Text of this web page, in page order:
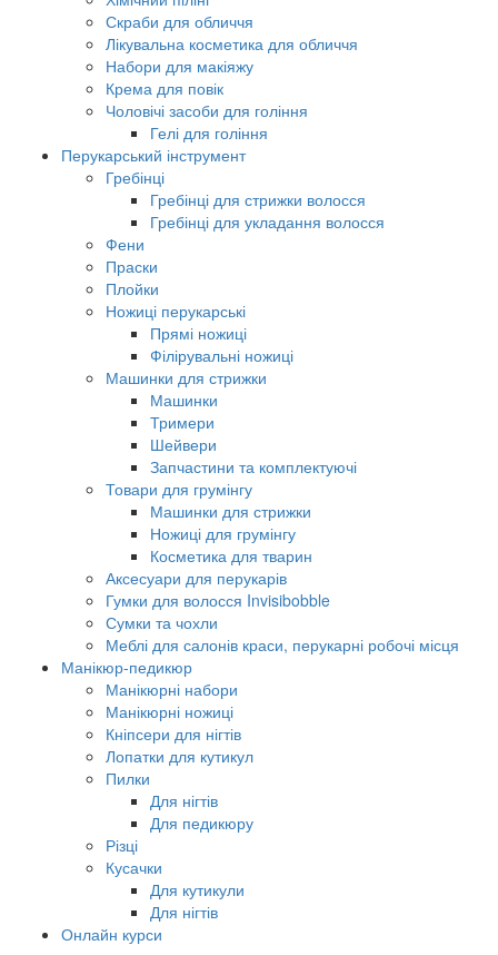
Скраби для обличчя
Лікувальна косметика для обличчя
Набори для макіяжу
Крема для повік
Чоловічі засоби для гоління
Гелі для гоління
Перукарський інструмент
Гребінці
Гребінці для стрижки волосся
Гребінці для укладання волосся
Фени
Праски
Плойки
Ножиці перукарські
Прямі ножиці
Філірувальні ножиці
Машинки для стрижки
Машинки
Тримери
Шейвери
Запчастини та комплектуючі
Товари для грумінгу
Машинки для стрижки
Ножиці для грумінгу
Косметика для тварин
Аксесуари для перукарів
Гумки для волосся Invisibobble
Сумки та чохли
Меблі для салонів краси, перукарні робочі місця
Манікюр-педикюр
Манікюрні набори
Манікюрні ножиці
Кніпсери для нігтів
Лопатки для кутикул
Пилки
Для нігтів
Для педикюру
Різці
Кусачки
Для кутикули
Для нігтів
Онлайн курси